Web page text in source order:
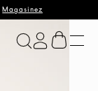
Magasinez